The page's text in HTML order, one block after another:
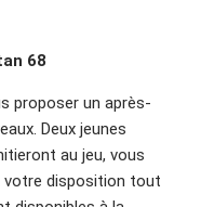
68
proposer un après-
Deux jeunes
au jeu, vous
votre disposition tout